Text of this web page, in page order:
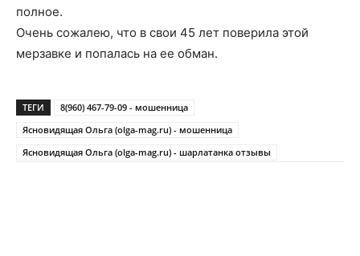
полное.
Очень сожалею, что в свои 45 лет поверила этой
мерзавке и попалась на ее обман.
ТЕГИ
8(960) 467-79-09 - мошенница
Ясновидящая Ольга (olga-mag.ru) - мошенница
Ясновидящая Ольга (olga-mag.ru) - шарлатанка отзывы